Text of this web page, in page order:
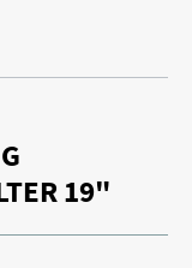
19"